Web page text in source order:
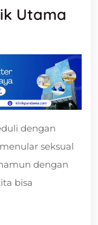
Utama
dengan
seksual
dengan
bisa